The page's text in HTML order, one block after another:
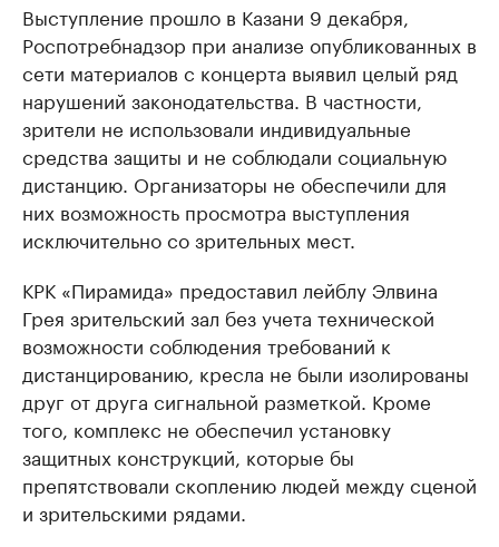
Выступление прошло в Казани 9 декабря,
Роспотребнадзор при анализе опубликованных в
сети материалов с концерта выявил целый ряд
нарушений законодательства. В частности,
зрители не использовали индивидуальные
средства защиты и не соблюдали социальную
дистанцию. Организаторы не обеспечили для
них возможность просмотра выступления
исключительно со зрительных мест.
КРК «Пирамида» предоставил лейблу Элвина
Грея зрительский зал без учета технической
возможности соблюдения требований к
дистанцированию, кресла не были изолированы
друг от друга сигнальной разметкой. Кроме
того, комплекс не обеспечил установку
защитных конструкций, которые бы
препятствовали скоплению людей между сценой
и зрительскими рядами.